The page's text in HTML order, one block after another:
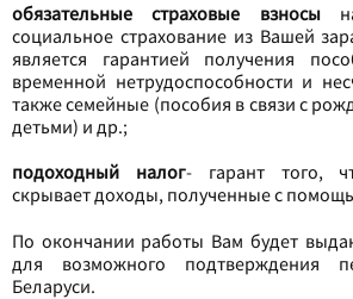
обязательные страховые взносы
социальное страхование из Вашей
является гарантией получения
временной нетрудоспособности и
также семейные (пособия в связи с
детьми) и др.;
подоходный налог- гарант того,
скрывает доходы, полученные с
По окончании работы Вам будет
для возможного подтверждения
Беларуси.